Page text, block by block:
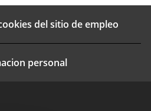
del sitio de empleo
personal